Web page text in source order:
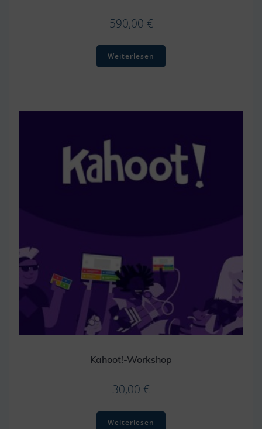
590,00 €
Weiterlesen
Kahoot!-Workshop
30,00 €
Weiterlesen